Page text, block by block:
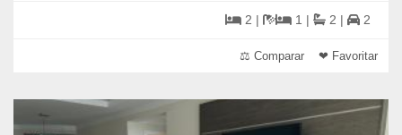
2 | 1 | 2 | 2
⚖ Comparar ❤ Favoritar